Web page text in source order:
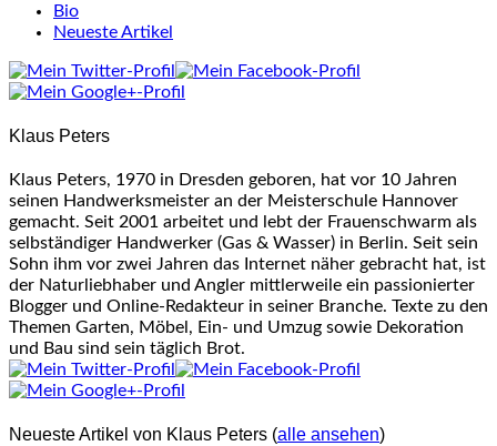
following
tabs
change
below.
Bio
Neueste Artikel
Klaus Peters
Klaus Peters, 1970 in Dresden geboren, hat vor 10 Jahren
seinen Handwerksmeister an der Meisterschule Hannover
gemacht. Seit 2001 arbeitet und lebt der Frauenschwarm als
selbständiger Handwerker (Gas & Wasser) in Berlin. Seit sein
Sohn ihm vor zwei Jahren das Internet näher gebracht hat, ist
der Naturliebhaber und Angler mittlerweile ein passionierter
Blogger und Online-Redakteur in seiner Branche. Texte zu den
Themen Garten, Möbel, Ein- und Umzug sowie Dekoration
und Bau sind sein täglich Brot.
Neueste Artikel von Klaus Peters (alle ansehen)